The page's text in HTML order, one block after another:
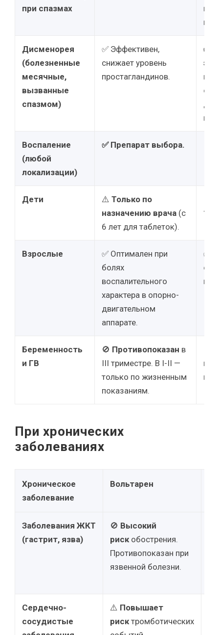
при спазмах
Дисменорея
(болезненные
месячные,
вызванные
спазмом)
✅ Эффективен,
снижает уровень
простагландинов.
✅
Воспаление
(любой
локализации)
✅ Препарат выбора.
Дети ⚠️ Только по
назначению врача (с
6 лет для таблеток).
15
Взрослые
✅ Оптимален при
болях
воспалительного
характера в опорно-
двигательном
аппарате.
✅
Беременность
и ГВ
🚫 Противопоказан в
III триместре. В I-II —
только по жизненным
показаниям.
При хронических
заболеваниях
Хроническое
заболевание
Вольтарен
Заболевания ЖКТ
(гастрит, язва)
🚫 Высокий
рискобострения.
Противопоказан при
язвенной болезни.
Сердечно-
сосудистые
⚠️ Повышает
рисктромботических